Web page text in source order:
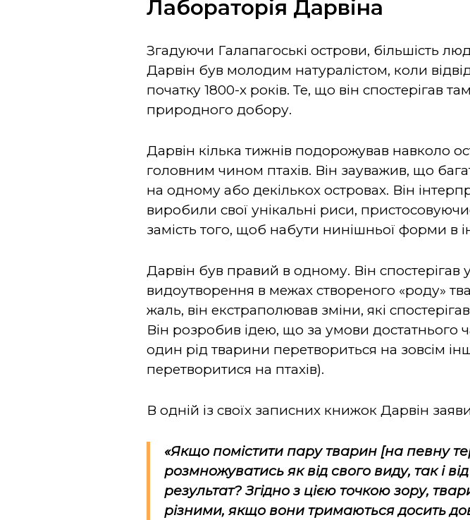
Лабораторія Дарвіна
Згадуючи Галапагоські острови, більшість
Дарвін був молодим натуралістом, коли
початку 1800-х років. Те, що він спостерігав
природного добору.
Дарвін кілька тижнів подорожував навколо
головним чином птахів. Він зауважив, що
на одному або декількох островах. Він
виробили свої унікальні риси,
замість того, щоб набути нинішньої форми в
Дарвін був правий в одному. Він спостерігав
видоутворення в межах створеного «роду»
жаль, він екстраполював зміни, які
Він розробив ідею, що за умови
один рід тварини перетвориться на зовсім
перетворитися на птахів).
В одній із своїх записних книжок Дарвін
«Якщо помістити пару тварин [на певну
розмножуватись як від свого виду, так і
результат? Згідно з цією точкою зору,
різними, якщо вони тримаються досить